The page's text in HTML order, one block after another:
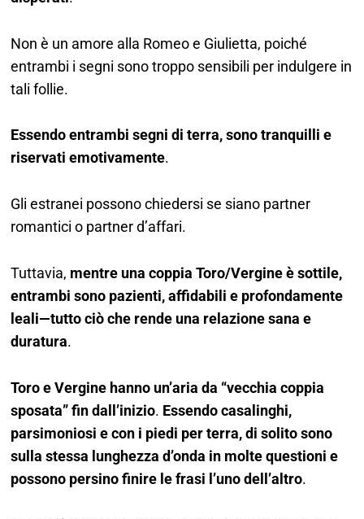
Non è un amore alla Romeo e Giulietta, poiché
entrambi i segni sono troppo sensibili per indulgere in
tali follie.
Essendo entrambi segni di terra, sono tranquilli e
riservati emotivamente.
Gli estranei possono chiedersi se siano partner
romantici o partner d’affari.
Tuttavia, mentre una coppia Toro/Vergine è sottile,
entrambi sono pazienti, affidabili e profondamente
leali—tutto ciò che rende una relazione sana e
duratura.
Toro e Vergine hanno un’aria da “vecchia coppia
sposata” fin dall’inizio. Essendo casalinghi,
parsimoniosi e con i piedi per terra, di solito sono
sulla stessa lunghezza d’onda in molte questioni e
possono persino finire le frasi l’uno dell’altro.